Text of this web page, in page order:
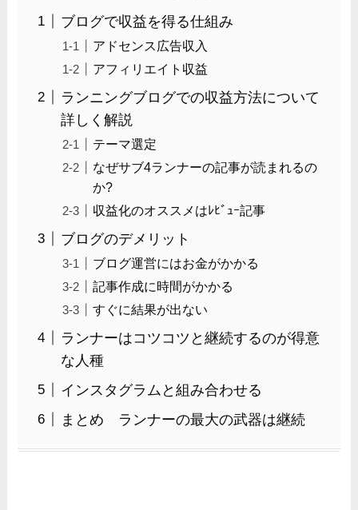
ブログで収益を得る仕組み
アドセンス広告収入
アフィリエイト収益
ランニングブログでの収益方法について
詳しく解説
テーマ選定
なぜサブ4ランナーの記事が読まれるの
か?
収益化のオススメはﾚﾋﾞｭｰ記事
ブログのデメリット
ブログ運営にはお金がかかる
記事作成に時間がかかる
すぐに結果が出ない
ランナーはコツコツと継続するのが得意
な人種
インスタグラムと組み合わせる
まとめ ランナーの最大の武器は継続